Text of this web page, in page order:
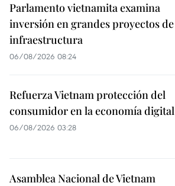
Parlamento vietnamita examina
inversión en grandes proyectos de
infraestructura
06/08/2026 08:24
Refuerza Vietnam protección del
consumidor en la economía digital
06/08/2026 03:28
Asamblea Nacional de Vietnam